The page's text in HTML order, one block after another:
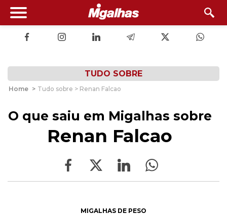
TUDO SOBRE
Home > Tudo sobre > Renan Falcao
O que saiu em Migalhas sobre
Renan Falcao
MIGALHAS DE PESO